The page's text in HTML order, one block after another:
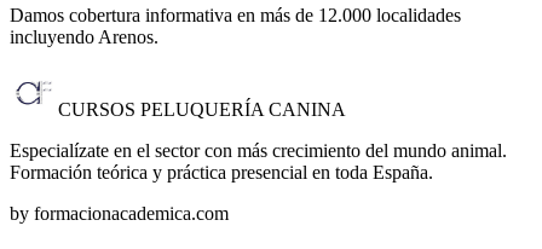
Damos cobertura informativa en más de 12.000 localidades
incluyendo Arenos.
CURSOS PELUQUERÍA CANINA
Especialízate en el sector con más crecimiento del mundo animal.
Formación teórica y práctica presencial en toda España.
by formacionacademica.com